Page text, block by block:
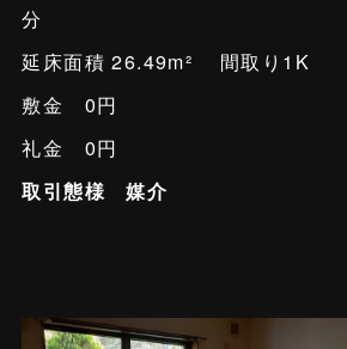
分
延床面積 26.49m² 間取り1K
敷金 0円
礼金 0円
取引態様 媒介